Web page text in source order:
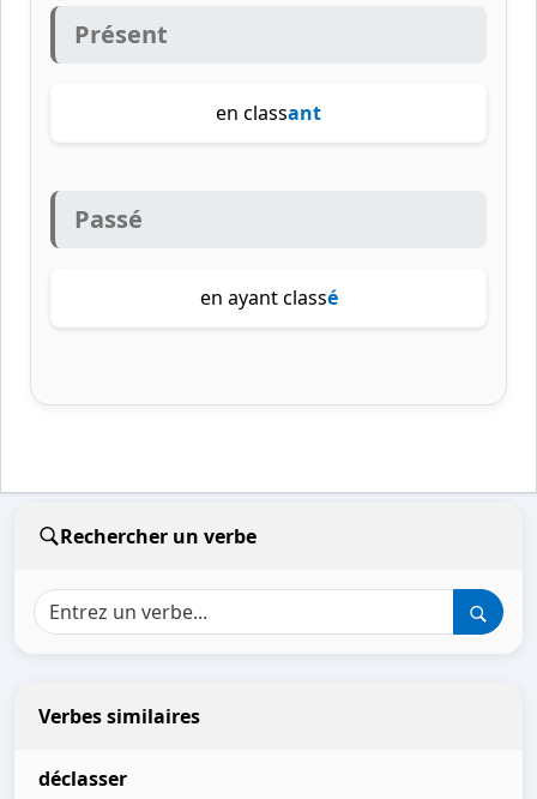
Présent
en classant
Passé
en ayant classé
Rechercher un verbe
Verbes similaires
déclasser